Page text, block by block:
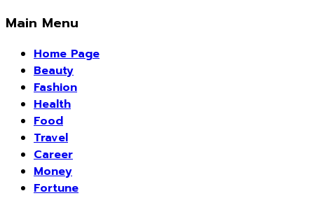
Main Menu
Home Page
Beauty
Fashion
Health
Food
Travel
Career
Money
Fortune